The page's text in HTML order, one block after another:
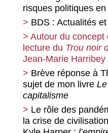
une crise
Toulouse et sa région.
La centralité du
ses effets sur le
l’emploi
Changer de
agriculture : leviers
L’affrontement de
développement,
Afrique après le
Reconnaissance
risques politiques
BDS : Actualités
Autour du concept
lecture du Trou noir
Jean-Marie Harribey
Brève réponse à
sujet de mon livre
capitalisme
Le rôle des
la crise de